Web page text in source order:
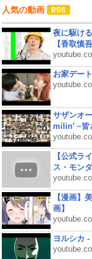
人気の動画
夜に駆け
【香取慎吾
お家デー
サザンオ
milin’ ~皆
【公式ラ
ス・モン
【漫画】
画】
ヨルシカ